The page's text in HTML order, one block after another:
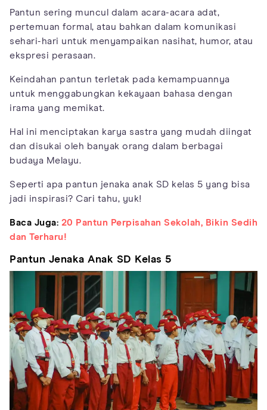
Pantun sering muncul dalam acara-acara adat,
pertemuan formal, atau bahkan dalam komunikasi
sehari-hari untuk menyampaikan nasihat, humor, atau
ekspresi perasaan.
Keindahan pantun terletak pada kemampuannya
untuk menggabungkan kekayaan bahasa dengan
irama yang memikat.
Hal ini menciptakan karya sastra yang mudah diingat
dan disukai oleh banyak orang dalam berbagai
budaya Melayu.
Seperti apa pantun jenaka anak SD kelas 5 yang bisa
jadi inspirasi? Cari tahu, yuk!
Baca Juga: 20 Pantun Perpisahan Sekolah, Bikin Sedih
dan Terharu!
Pantun Jenaka Anak SD Kelas 5